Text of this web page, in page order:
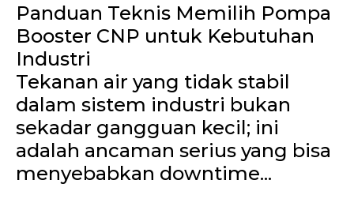
Panduan Teknis Memilih Pompa
Booster CNP untuk Kebutuhan
Industri
Tekanan air yang tidak stabil
dalam sistem industri bukan
sekadar gangguan kecil; ini
adalah ancaman serius yang bisa
menyebabkan downtime...